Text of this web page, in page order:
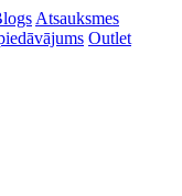
Atsauksmes
Outlet